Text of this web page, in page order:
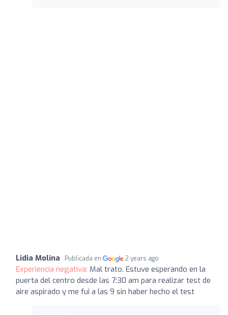
Lidia Molina Publicada en 2 years ago
Experiencia negativa: Mal trato. Estuve esperando en la
puerta del centro desde las 7:30 am para realizar test de
aire aspirado y me fui a las 9 sin haber hecho el test